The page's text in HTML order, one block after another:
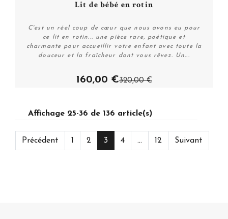
Acheter
Lit de bébé en rotin
C'est un réel coup de cœur que nous avons eu pour
ce lit en rotin... une pièce rare, poétique et
charmante pour accueillir votre enfant avec toute la
douceur et la fraîcheur dont vous rêvez. Un...
160,00 €320,00 €
Affichage 25-36 de 136 article(s)
Précédent 1 2 3 4 ... 12 Suivant